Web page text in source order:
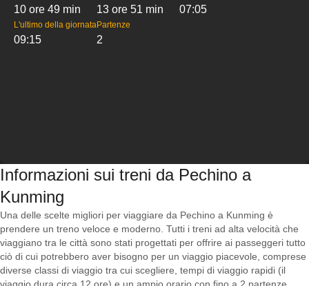
10 ore 49 min 13 ore 51 min 07:05
L'ultimo della giornata
09:15
Partenze
2
Informazioni sui treni da Pechino a
Kunming
Una delle scelte migliori per viaggiare da Pechino a Kunming è
prendere un treno veloce e moderno. Tutti i treni ad alta velocità che
viaggiano tra le città sono stati progettati per offrire ai passeggeri tutto
ciò di cui potrebbero aver bisogno per un viaggio piacevole, comprese
diverse classi di viaggio tra cui scegliere, tempi di viaggio rapidi (il